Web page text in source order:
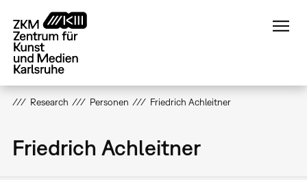
zum
Inhalt
Research Personen Friedrich Achleitner
Friedrich Achleitner